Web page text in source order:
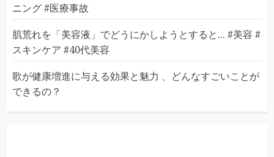
ニング #医療事故
肌荒れを「美容液」でどうにかしようとすると... #美容 #
スキンケア #40代美容
歌が健康増進に与える効果と魅力 、どんなすごいことが
できるの？